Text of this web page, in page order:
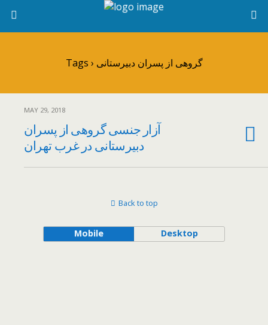
Tags › گروهی از پسران دبیرستانی
MAY 29, 2018
آزار جنسی گروهی از پسران
دبیرستانی در غرب تهران
Back to top
Mobile Desktop